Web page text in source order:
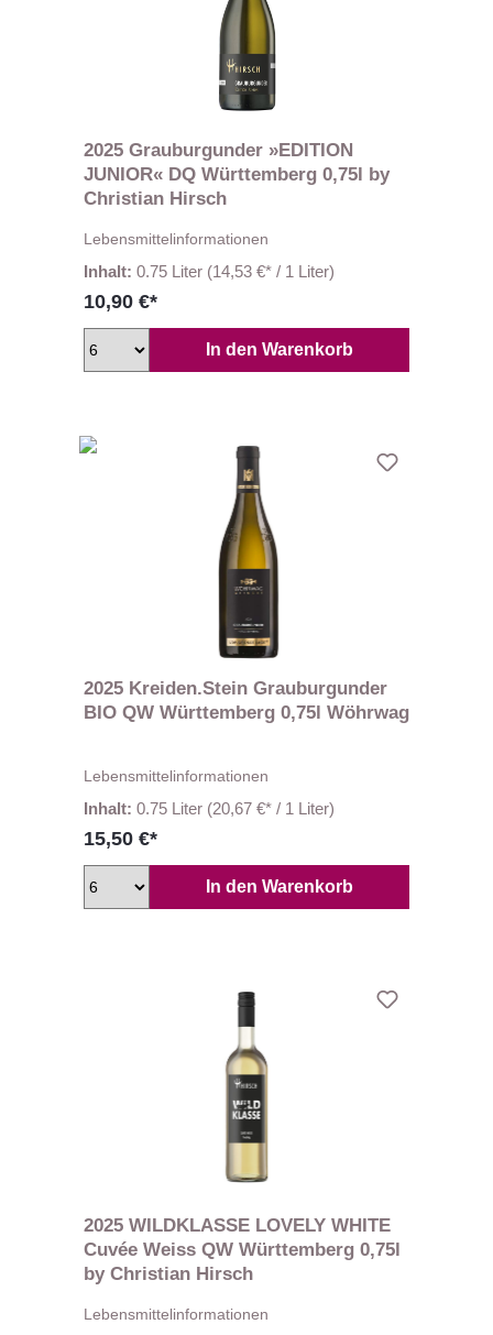
2025 Grauburgunder »EDITION
JUNIOR« DQ Württemberg 0,75l by
Christian Hirsch
Lebensmittelinformationen
Inhalt: 0.75 Liter (14,53 €* / 1 Liter)
10,90 €*
In den Warenkorb
2025 Kreiden.Stein Grauburgunder
BIO QW Württemberg 0,75l Wöhrwag
Lebensmittelinformationen
Inhalt: 0.75 Liter (20,67 €* / 1 Liter)
15,50 €*
In den Warenkorb
2025 WILDKLASSE LOVELY WHITE
Cuvée Weiss QW Württemberg 0,75l
by Christian Hirsch
Lebensmittelinformationen